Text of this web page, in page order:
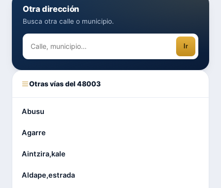
Otra dirección
Busca otra calle o municipio.
Ir
Otras vías del 48003
Abusu
Agarre
Aintzira,kale
Aldape,estrada